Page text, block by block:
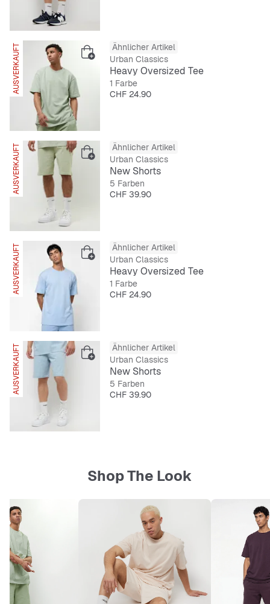
AUSVERKAUFT
Ähnlicher Artikel
Urban Classics
Heavy Oversized Tee
1 Farbe
Preis
CHF 24.90
AUSVERKAUFT
Ähnlicher Artikel
Urban Classics
New Shorts
5 Farben
Preis
CHF 39.90
AUSVERKAUFT
Ähnlicher Artikel
Urban Classics
Heavy Oversized Tee
1 Farbe
Preis
CHF 24.90
AUSVERKAUFT
Ähnlicher Artikel
Urban Classics
New Shorts
5 Farben
Preis
CHF 39.90
Shop The Look